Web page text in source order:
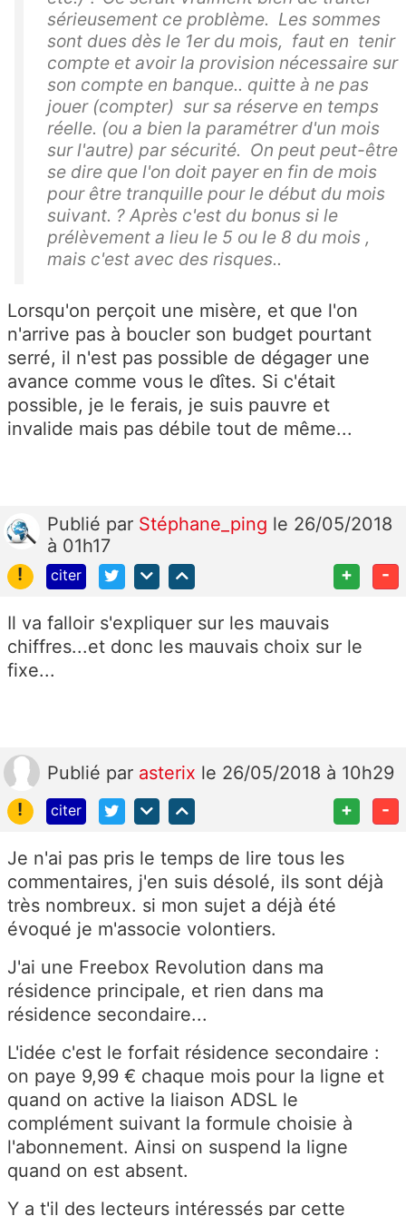
sérieusement ce problème. Les sommes
sont dues dès le 1er du mois, faut en tenir
compte et avoir la provision nécessaire sur
son compte en banque.. quitte à ne pas
jouer (compter) sur sa réserve en temps
réelle. (ou a bien la paramétrer d'un mois
sur l'autre) par sécurité. On peut peut-être
se dire que l'on doit payer en fin de mois
pour être tranquille pour le début du mois
suivant. ? Après c'est du bonus si le
prélèvement a lieu le 5 ou le 8 du mois ,
mais c'est avec des risques..
Lorsqu'on perçoit une misère, et que l'on
n'arrive pas à boucler son budget pourtant
serré, il n'est pas possible de dégager une
avance comme vous le dîtes. Si c'était
possible, je le ferais, je suis pauvre et
invalide mais pas débile tout de même...
Publié par Stéphane_ping le 26/05/2018
à 01h17
!
citer + -
Il va falloir s'expliquer sur les mauvais
chiffres...et donc les mauvais choix sur le
fixe...
Publié par asterix le 26/05/2018 à 10h29
!
citer + -
Je n'ai pas pris le temps de lire tous les
commentaires, j'en suis désolé, ils sont déjà
très nombreux. si mon sujet a déjà été
évoqué je m'associe volontiers.
J'ai une Freebox Revolution dans ma
résidence principale, et rien dans ma
résidence secondaire...
L'idée c'est le forfait résidence secondaire :
on paye 9,99 € chaque mois pour la ligne et
quand on active la liaison ADSL le
complément suivant la formule choisie à
l'abonnement. Ainsi on suspend la ligne
quand on est absent.
Y a t'il des lecteurs intéressés par cette